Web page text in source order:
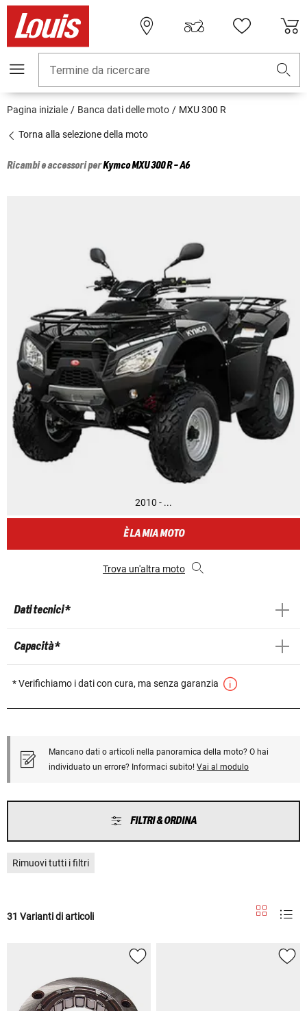
Termine da ricercare
Pagina iniziale Banca dati delle moto MXU 300 R
Torna alla selezione della moto
Ricambi e accessori perKymcoMXU 300 R - A6
2010 - ...
È LA MIA MOTO
Trova un'altra moto
Dati tecnici *
Capacità *
* Verifichiamo i dati con cura, ma senza garanzia
Mancano dati o articoli nella panoramica della moto? O hai
individuato un errore? Informaci subito! Vai al modulo
FILTRI & ORDINA
Rimuovi tutti i filtri
31 Varianti di articoli